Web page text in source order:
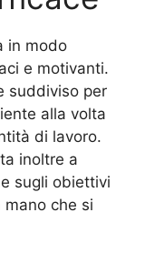
in modo
e motivanti.
suddiviso per
alla volta
di lavoro.
inoltre a
sugli obiettivi
che si